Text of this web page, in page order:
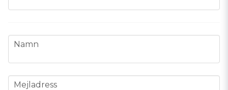
name
Namn
email
Mejladress